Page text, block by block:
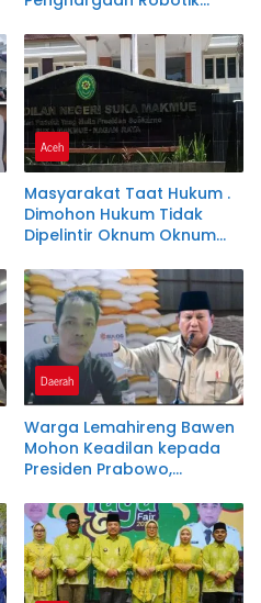
Aceh
Masyarakat Taat Hukum .
Dimohon Hukum Tidak
Dipelintir Oknum Oknum
UU1945 Pasal 27
Daerah
Warga Lemahireng Bawen
Mohon Keadilan kepada
Presiden Prabowo,
Penerima Bantuan Pangan